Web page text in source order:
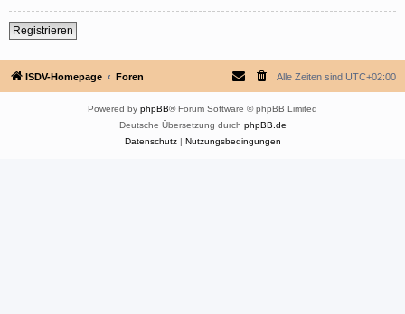
Registrieren
ISDV-Homepage Foren Alle Zeiten sind UTC+02:00
Powered by phpBB® Forum Software © phpBB Limited
Deutsche Übersetzung durch phpBB.de
Datenschutz| Nutzungsbedingungen